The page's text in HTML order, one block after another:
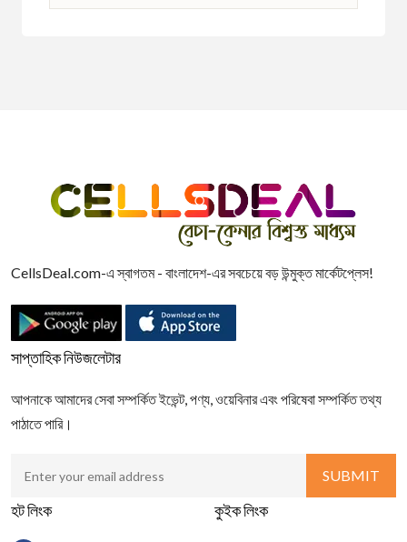
CellsDeal.com-এ স্বাগতম - বাংলাদেশ-এর সবচেয়ে বড় উন্মুক্ত মার্কেটপ্লেস!
সাপ্তাহিক নিউজলেটার
আপনাকে আমাদের সেবা সম্পর্কিত ইভেন্ট, পণ্য, ওয়েবিনার এবং পরিষেবা সম্পর্কিত তথ্য
পাঠাতে পারি।
হট লিংক কুইক লিংক